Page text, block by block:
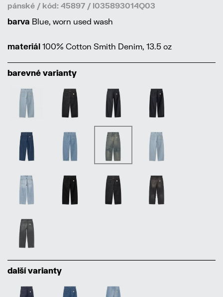
pánské / kód: 45897 / I035893014Q03
barva Blue, worn used wash
materiál 100% Cotton Smith Denim, 13.5 oz
barevné varianty
další varianty